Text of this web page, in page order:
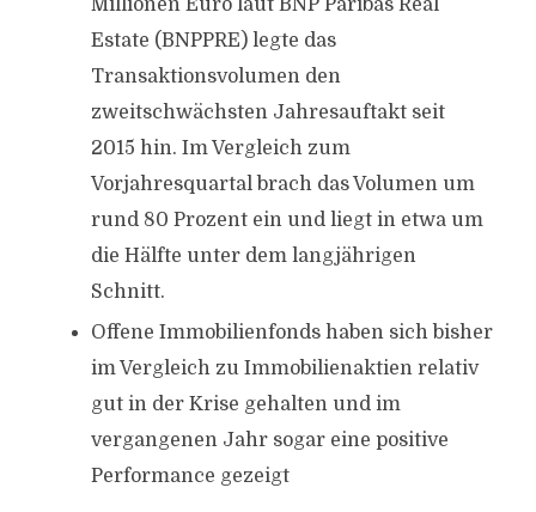
Millionen Euro laut BNP Paribas Real
Estate (BNPPRE) legte das
Transaktionsvolumen den
zweitschwächsten Jahresauftakt seit
2015 hin. Im Vergleich zum
Vorjahresquartal brach das Volumen um
rund 80 Prozent ein und liegt in etwa um
die Hälfte unter dem langjährigen
Schnitt.
Offene Immobilienfonds haben sich bisher
im Vergleich zu Immobilienaktien relativ
gut in der Krise gehalten und im
vergangenen Jahr sogar eine positive
Performance gezeigt